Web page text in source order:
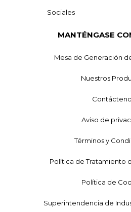
Sociales
MANTÉNGASE
Mesa de Generación
Nuestros
Aviso de
Términos y
Política de Tratamiento
Política de
Superintendencia de